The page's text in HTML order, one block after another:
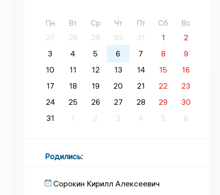
Пн Вт Ср Чт Пт Сб
Вс
27
28 29 30 31 1
2
3
4 5 6 7 8
9
10
11 12 13 14 15
16
17
18 19 20 21 22
23
24
25 26 27 28 29
30
31
1 2 3 4 5 6
Родились:
Сорокин Кирилл Алексеевич